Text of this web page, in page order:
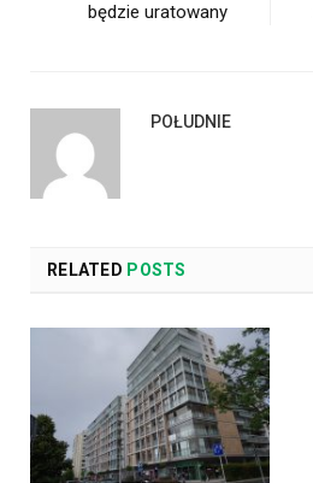
będzie uratowany
POŁUDNIE
RELATED POSTS